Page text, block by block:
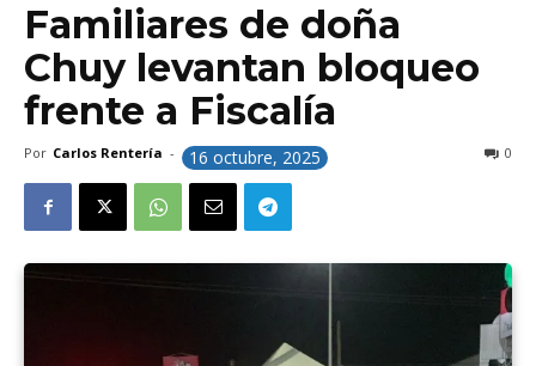
Familiares de doña
Chuy levantan bloqueo
frente a Fiscalía
Por Carlos Rentería - 16 octubre, 2025 0